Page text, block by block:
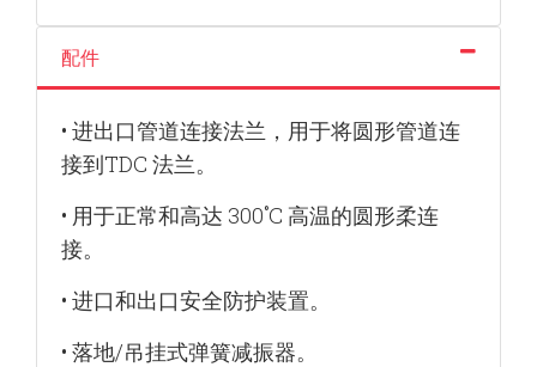
配件
• 进出口管道连接法兰，用于将圆形管道连
接到TDC 法兰。
• 用于正常和高达 300˚C 高温的圆形柔连
接。
• 进口和出口安全防护装置。
• 落地/吊挂式弹簧减振器。